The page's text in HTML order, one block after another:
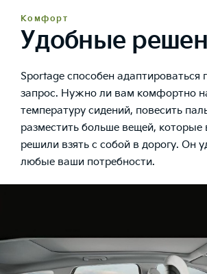
Комфорт
Удобные
Sportage способен
запрос. Нужно ли вам комфортно
температуру сидений, повесить
разместить больше вещей,
решили взять с собой в дорогу. Он
любые ваши потребности.